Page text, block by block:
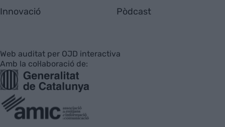
Innovació Pòdcast
Web auditat per OJD interactiva
Amb la col·laboració de: